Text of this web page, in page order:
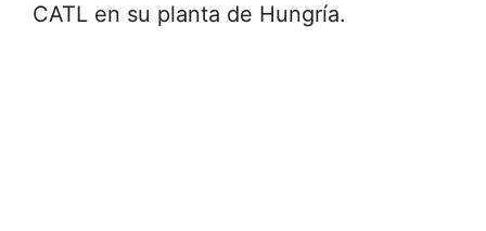
CATL en su planta de Hungría.